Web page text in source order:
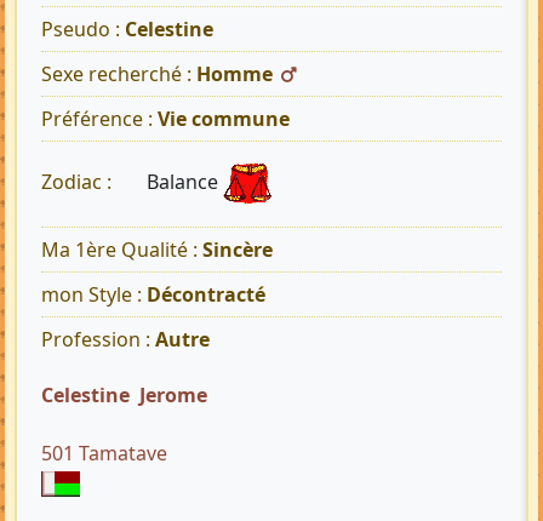
Pseudo : Celestine
Sexe recherché : Homme
Préférence : Vie commune
Zodiac : Balance
Ma 1ère Qualité : Sincère
mon Style : Décontracté
Profession : Autre
Celestine Jerome
501 Tamatave